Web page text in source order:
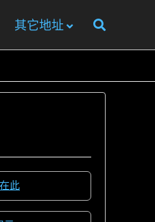
其它地址
此